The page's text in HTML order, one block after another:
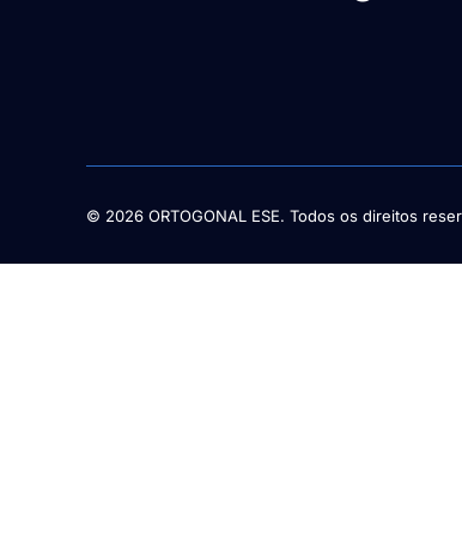
© 2026 ORTOGONAL ESE. Todos os direitos